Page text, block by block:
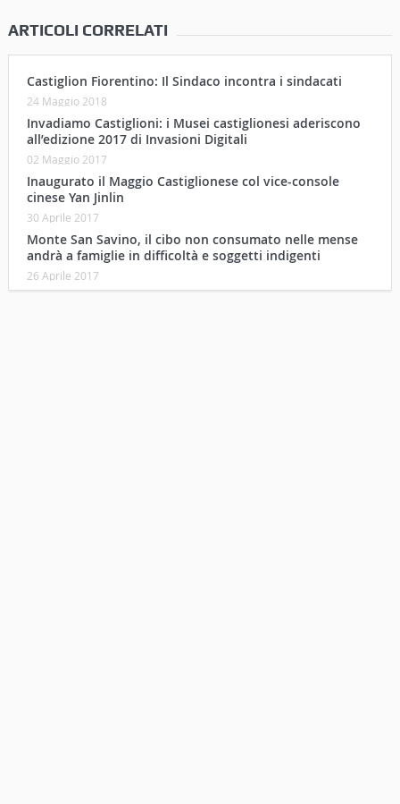
ARTICOLI CORRELATI
Castiglion Fiorentino: Il Sindaco incontra i sindacati
24 Maggio 2018
Invadiamo Castiglioni: i Musei castiglionesi aderiscono
all’edizione 2017 di Invasioni Digitali
02 Maggio 2017
Inaugurato il Maggio Castiglionese col vice-console
cinese Yan Jinlin
30 Aprile 2017
Monte San Savino, il cibo non consumato nelle mense
andrà a famiglie in difficoltà e soggetti indigenti
26 Aprile 2017